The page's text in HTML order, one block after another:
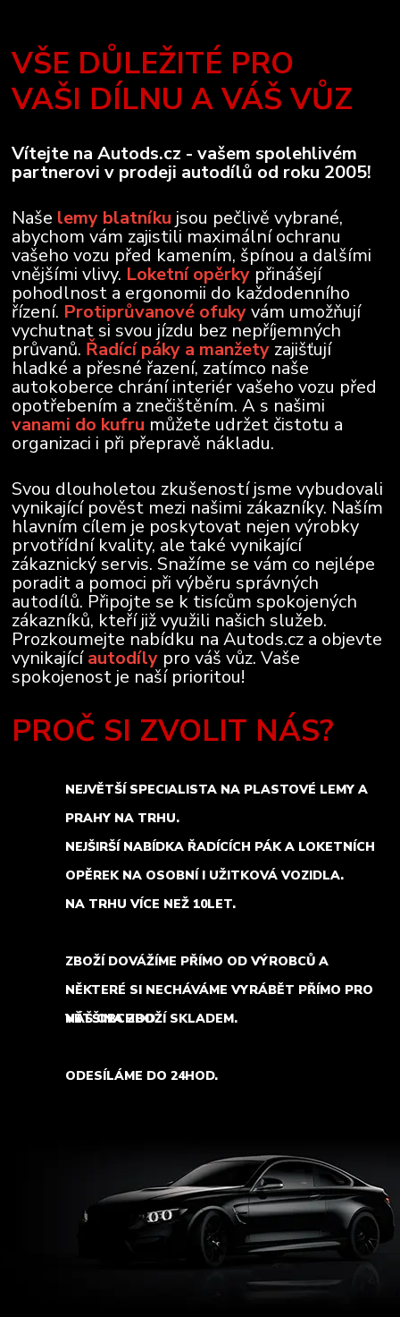
VŠE DŮLEŽITÉ PRO
VAŠI DÍLNU A VÁŠ VŮZ
Vítejte na Autods.cz - vašem spolehlivém
partnerovi v prodeji autodílů od roku 2005!
Naše lemy blatníku jsou pečlivě vybrané,
abychom vám zajistili maximální ochranu
vašeho vozu před kamením, špínou a dalšími
vnějšími vlivy. Loketní opěrky přinášejí
pohodlnost a ergonomii do každodenního
řízení. Protiprůvanové ofukyvám umožňují
vychutnat si svou jízdu bez nepříjemných
průvanů. Řadící páky a manžety zajišťují
hladké a přesné řazení, zatímco naše
autokoberce chrání interiér vašeho vozu před
opotřebením a znečištěním. A s našimi
vanami do kufru můžete udržet čistotu a
organizaci i při přepravě nákladu.
Svou dlouholetou zkušeností jsme vybudovali
vynikající pověst mezi našimi zákazníky. Naším
hlavním cílem je poskytovat nejen výrobky
prvotřídní kvality, ale také vynikající
zákaznický servis. Snažíme se vám co nejlépe
poradit a pomoci při výběru správných
autodílů. Připojte se k tisícům spokojených
zákazníků, kteří již využili našich služeb.
Prozkoumejte nabídku na Autods.cz a objevte
vynikajícíautodíly pro váš vůz. Vaše
spokojenost je naší prioritou!
PROČ SI ZVOLIT NÁS?
NEJVĚTŠÍ SPECIALISTA NA PLASTOVÉ LEMY A
PRAHY NA TRHU.
NEJŠIRŠÍ NABÍDKA ŘADÍCÍCH PÁK A LOKETNÍCH
OPĚREK NA OSOBNÍ I UŽITKOVÁ VOZIDLA.
NA TRHU VÍCE NEŽ 10LET.
ZBOŽÍ DOVÁŽÍME PŘÍMO OD VÝROBCŮ A
NĚKTERÉ SI NECHÁVÁME VYRÁBĚT PŘÍMO PRO
NÁŠ OBCHOD.
VĚTŠINA ZBOŽÍ SKLADEM.
ODESÍLÁME DO 24HOD.